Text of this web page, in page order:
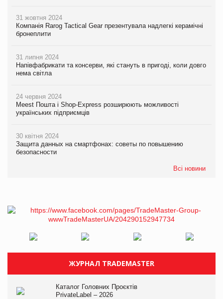
31 жовтня 2024
Компанія Rarog Tactical Gear презентувала надлегкі керамічні
бронеплити
31 липня 2024
Напівфабрикати та консерви, які стануть в пригоді, коли довго
нема світла
24 червня 2024
Meest Пошта і Shop-Express розширюють можливості
українських підприємців
30 квітня 2024
Защита данных на смартфонах: советы по повышению
безопасности
Всі новини
ЖУРНАЛ TRADEMASTER
Каталог Головних Проєктів
PrivateLabel – 2026